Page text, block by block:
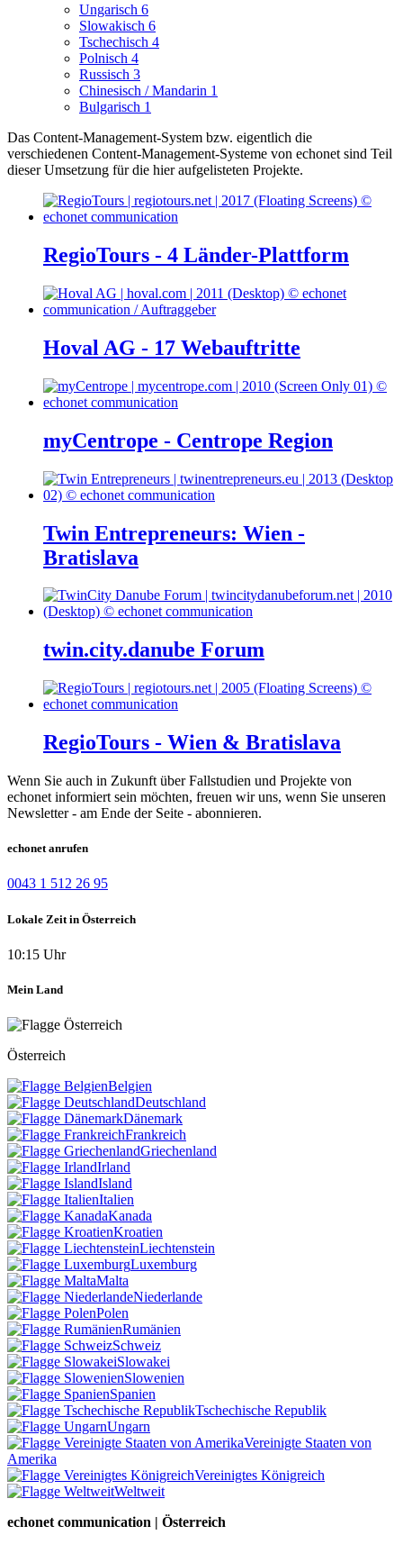
Ungarisch 6
Slowakisch 6
Tschechisch 4
Polnisch 4
Russisch 3
Chinesisch / Mandarin 1
Bulgarisch 1
Das Content-Management-System bzw. eigentlich die
verschiedenen Content-Management-Systeme von echonet sind Teil
dieser Umsetzung für die hier aufgelisteten Projekte.
RegioTours - 4 Länder-Plattform
Hoval AG - 17 Webauftritte
myCentrope - Centrope Region
Twin Entrepreneurs: Wien -
Bratislava
twin.city.danube Forum
RegioTours - Wien & Bratislava
Wenn Sie auch in Zukunft über Fallstudien und Projekte von
echonet informiert sein möchten, freuen wir uns, wenn Sie unseren
Newsletter - am Ende der Seite - abonnieren.
echonet anrufen
0043 1 512 26 95
Lokale Zeit in Österreich
10:15 Uhr
Mein Land
Österreich
Belgien
Deutschland
Dänemark
Frankreich
Griechenland
Irland
Island
Italien
Kanada
Kroatien
Liechtenstein
Luxemburg
Malta
Niederlande
Polen
Rumänien
Schweiz
Slowakei
Slowenien
Spanien
Tschechische Republik
Ungarn
Vereinigte Staaten von
Amerika
Vereinigtes Königreich
Weltweit
echonet communication | Österreich